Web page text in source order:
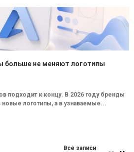
больше не меняют логотипы
подходит к концу. В 2026 году бренды
новые логотипы, а в узнаваемые...
Все записи